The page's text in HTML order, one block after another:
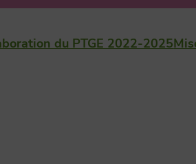
du PTGE 2022-2025